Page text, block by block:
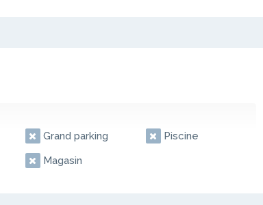
Grand parking
Magasin
Piscine